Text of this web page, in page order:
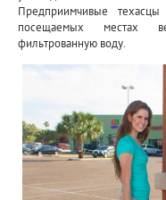
Предприимчивые
посещаемых местах
фильтрованную воду.